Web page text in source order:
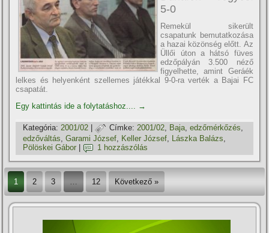
5-0
Remekül sikerült
csapatunk bemutatkozása
a hazai közönség előtt. Az
Üllői úton a hátsó füves
edzőpályán 3.500 néző
figyelhette, amint Geráék
lelkes és helyenként szellemes játékkal 9-0-ra verték a Bajai FC
csapatát.
Egy kattintás ide a folytatáshoz....
→
Kategória: 2001/02 | Címke: 2001/02, Baja,edzőmérkőzés,
edzőváltás ,Garami József Keller József Lászka Balázs
Pölöskei Gábor
1 hozzászólás
1 2 3 12 Következő »